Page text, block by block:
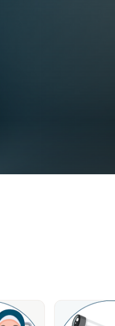
2000+
Germany,